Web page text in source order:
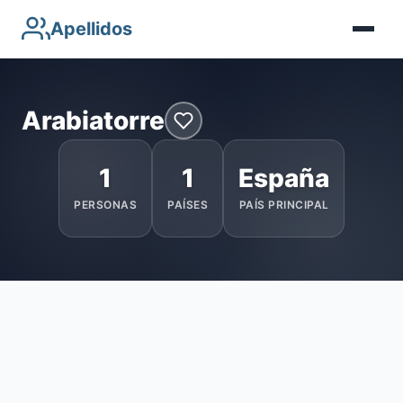
Apellidos
Arabiatorre
1
PERSONAS
1
PAÍSES
España
PAÍS PRINCIPAL